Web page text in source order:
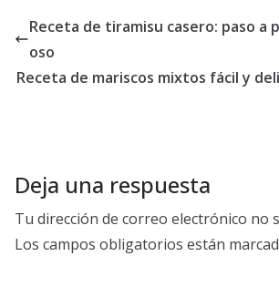
Receta de tiramisu casero: paso a
oso
Receta de mariscos mixtos fácil y
Deja una respuesta
Tu dirección de correo electrónico no
Los campos obligatorios están